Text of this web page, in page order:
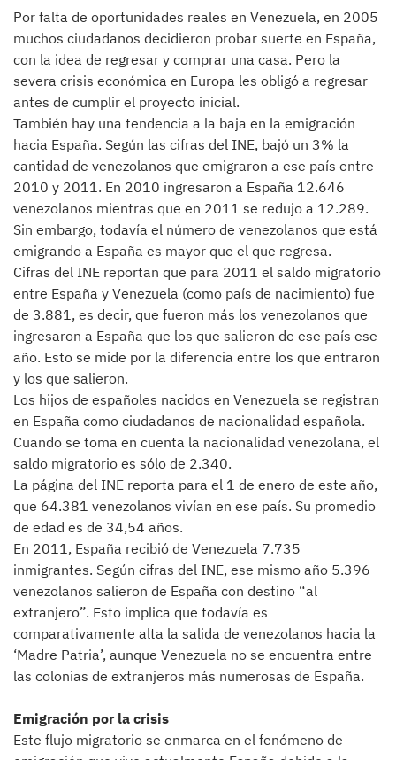
Por falta de oportunidades reales en Venezuela, en 2005
muchos ciudadanos decidieron probar suerte en España,
con la idea de regresar y comprar una casa. Pero la
severa crisis económica en Europa les obligó a regresar
antes de cumplir el proyecto inicial.
También hay una tendencia a la baja en la emigración
hacia España. Según las cifras del INE, bajó un 3% la
cantidad de venezolanos que emigraron a ese país entre
2010 y 2011. En 2010 ingresaron a España 12.646
venezolanos mientras que en 2011 se redujo a 12.289.
Sin embargo, todavía el número de venezolanos que está
emigrando a España es mayor que el que regresa.
Cifras del INE reportan que para 2011 el saldo migratorio
entre España y Venezuela (como país de nacimiento) fue
de 3.881, es decir, que fueron más los venezolanos que
ingresaron a España que los que salieron de ese país ese
año. Esto se mide por la diferencia entre los que entraron
y los que salieron.
Los hijos de españoles nacidos en Venezuela se registran
en España como ciudadanos de nacionalidad española.
Cuando se toma en cuenta la nacionalidad venezolana, el
saldo migratorio es sólo de 2.340.
La página del INE reporta para el 1 de enero de este año,
que 64.381 venezolanos vivían en ese país. Su promedio
de edad es de 34,54 años.
En 2011, España recibió de Venezuela 7.735
inmigrantes. Según cifras del INE, ese mismo año 5.396
venezolanos salieron de España con destino “al
extranjero”. Esto implica que todavía es
comparativamente alta la salida de venezolanos hacia la
‘Madre Patria’, aunque Venezuela no se encuentra entre
las colonias de extranjeros más numerosas de España.
Emigración por la crisis
Este flujo migratorio se enmarca en el fenómeno de